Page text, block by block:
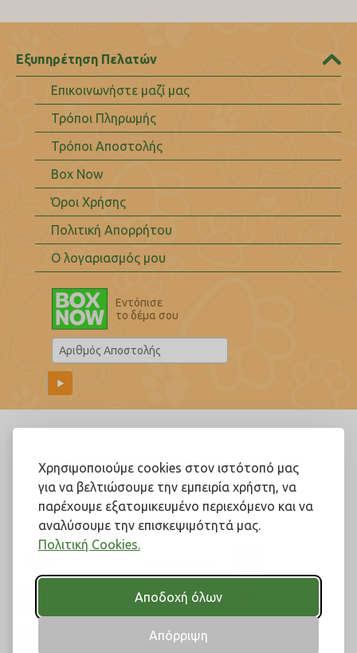
Χρησιμοποιούμε cookies στον ιστότοπό μας
για να βελτιώσουμε την εμπειρία χρήστη, να
παρέχουμε εξατομικευμένο περιεχόμενο και να
αναλύσουμε την επισκεψιμότητά μας.
Πολιτική Cookies.
Αποδοχή όλων
Απόρριψη
Εξυπηρέτηση Πελατών
Επικοινωνήστε μαζί μας
Τρόποι Πληρωμής
Τρόποι Αποστολής
Box Now
Όροι Χρήσης
Πολιτική Απορρήτου
Ο λογαριασμός μου
Εντόπισε
το δέμα σου
Ακολουθήστε μας!